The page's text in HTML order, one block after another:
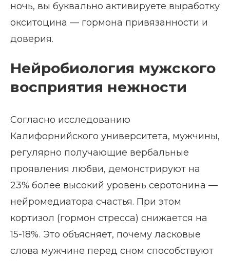
ночь, вы буквально активируете выработку
окситоцина — гормона привязанности и
доверия.
Нейробиология мужского
восприятия нежности
Согласно исследованию
Калифорнийского университета, мужчины,
регулярно получающие вербальные
проявления любви, демонстрируют на
23% более высокий уровень серотонина —
нейромедиатора счастья. При этом
кортизол (гормон стресса) снижается на
15-18%. Это объясняет, почему ласковые
слова мужчине перед сном способствуют